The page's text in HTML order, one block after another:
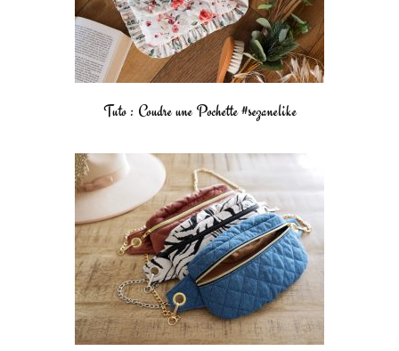
Tuto : Coudre une Pochette #sezanelike